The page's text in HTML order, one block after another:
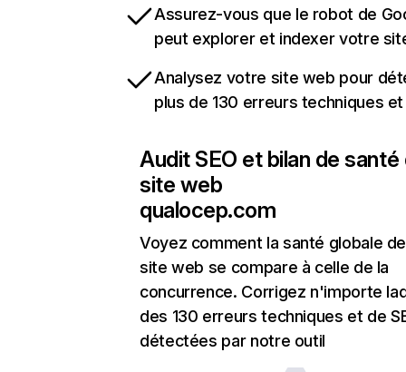
Assurez-vous que le robot de
peut explorer et indexer votre
Analysez votre site web pour
plus de 130 erreurs techniques et
Audit SEO et bilan de santé
site web
qualocep.com
Voyez comment la santé globale
site web se compare à celle de la
concurrence. Corrigez n'importe
des 130 erreurs techniques et de
détectées par notre outil